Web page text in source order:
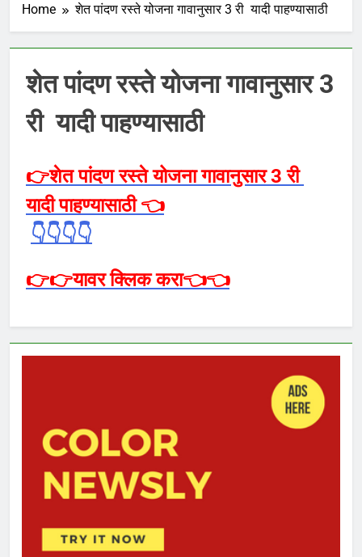
Home शेत पांदण रस्ते योजना गावानुसार 3 री यादी पाहण्यासाठी
शेत पांदण रस्ते योजना गावानुसार 3
री यादी पाहण्यासाठी
👉शेत पांदण रस्ते योजना गावानुसार 3 री
यादी पाहण्यासाठी👈
👇👇👇👇
👉👉यावर क्लिक करा👈👈